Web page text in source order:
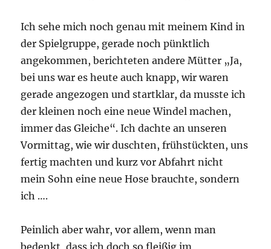
Ich sehe mich noch genau mit meinem Kind in
der Spielgruppe, gerade noch pünktlich
angekommen, berichteten andere Mütter „Ja,
bei uns war es heute auch knapp, wir waren
gerade angezogen und startklar, da musste ich
der kleinen noch eine neue Windel machen,
immer das Gleiche“. Ich dachte an unseren
Vormittag, wie wir duschten, frühstückten, uns
fertig machten und kurz vor Abfahrt nicht
mein Sohn eine neue Hose brauchte, sondern
ich ….
Peinlich aber wahr, vor allem, wenn man